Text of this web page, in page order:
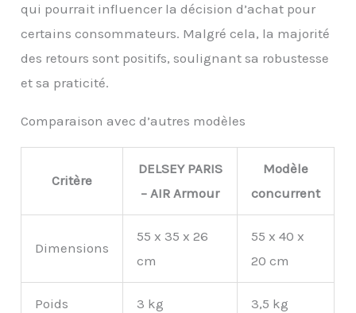
qui pourrait influencer la décision d’achat pour
certains consommateurs. Malgré cela, la majorité
des retours sont positifs, soulignant sa robustesse
et sa praticité.
Comparaison avec d’autres modèles
Critère
DELSEY PARIS
– AIR Armour
Modèle
concurrent
Dimensions
55 x 35 x 26
cm
55 x 40 x
20 cm
Poids 3 kg 3,5 kg